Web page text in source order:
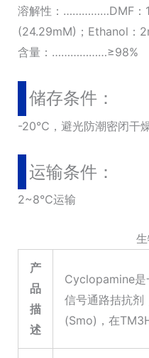
溶解性：……………DMF：
(24.29mM)；Ethanol：
含量：………………≥98%
储存条件：
-20℃，避光防潮密闭干
运输条件：
2~8℃运输
产
品
描
述
Cyclopamine
信号通路拮抗
(Smo)，在